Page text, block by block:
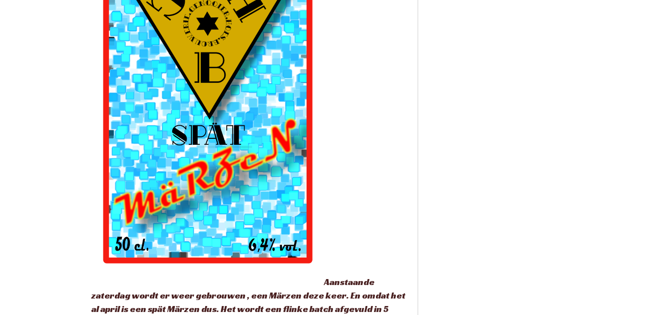
Aanstaande
zaterdag wordt er weer gebrouwen , een Märzen deze keer. En omdat het
al april is een spät Märzen dus. Het wordt een flinke batch afgevuld in 5